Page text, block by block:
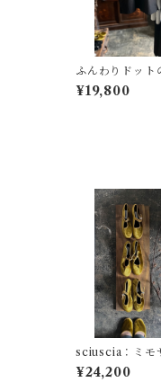
ふんわりドット
ノースリーブ
¥19,800
sciuscia：ミモ
ANE
¥24,200